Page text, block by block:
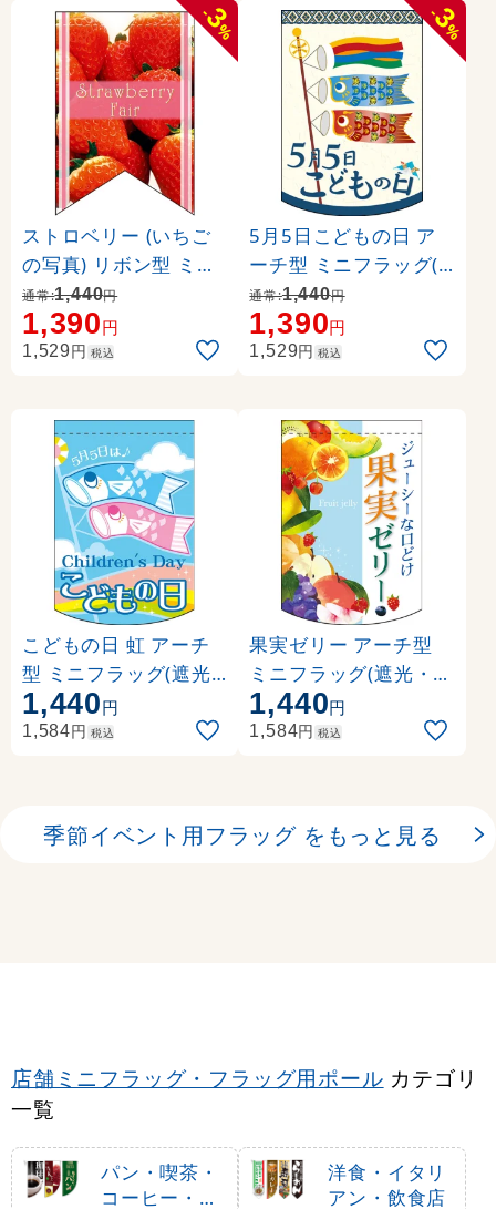
-
3
%
ストロベリー (いちご
の写真) リボン型 ミニ
フラッグ(遮光・両面印
刷) (61017)
通常:1,440円
1,390円
1,529円 税込
-
3
%
5月5日こどもの日 ア
ーチ型 ミニフラッグ(
遮光・両面印刷) (6106
3)
通常:1,440円
1,390円
1,529円 税込
こどもの日 虹 アーチ
型 ミニフラッグ(遮光
・両面印刷) (61065)
1,440円
1,584円 税込
果実ゼリー アーチ型
ミニフラッグ(遮光・両
面印刷) (61061)
1,440円
1,584円 税込
季節イベント用フラッグ をもっと見る
店舗ミニフラッグ・フラッグ用ポール カテゴリ
一覧
パン・喫茶・
コーヒー・洋
洋食・イタリ
アン・飲食店